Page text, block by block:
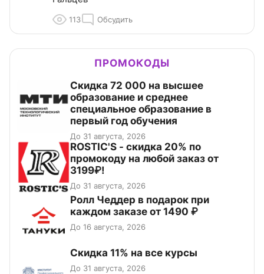
113 Обсудить
ПРОМОКОДЫ
Скидка 72 000 на высшее
образование и среднее
специальное образование в
первый год обучения
До 31 августа, 2026
ROSTIC'S - скидка 20% по
промокоду на любой заказ от
3199₽!
До 31 августа, 2026
Ролл Чеддер в подарок при
каждом заказе от 1490 ₽
До 16 августа, 2026
Скидка 11% на все курсы
До 31 августа, 2026